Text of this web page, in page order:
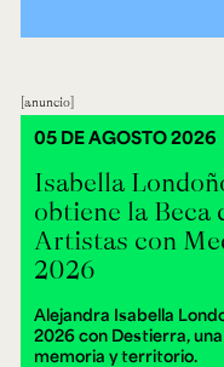
anuncio
Isabella
obtiene la Beca
Artistas con
2026
Alejandra Isabella
2026 con Destierra,
memoria y territorio.
05 DE AGOSTO 2026